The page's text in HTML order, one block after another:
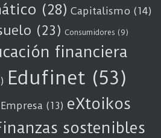
(28) Capitalismo (14)
(23) Consumidores (9)
financiera
Edufinet (53)
Empresa (13) eXtoikos
sostenibles